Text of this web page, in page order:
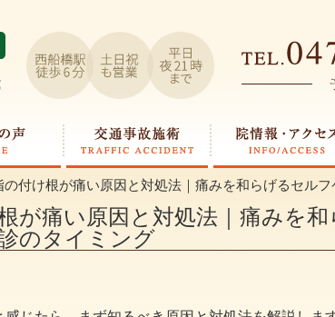
の付け根が痛い原因と対処法｜痛みを和らげるセル
が痛い原因と対処法｜痛みを
のタイミング